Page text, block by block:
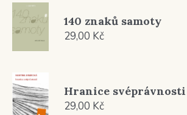
140 znaků samoty
29,00 Kč
Hranice svéprávnosti
29,00 Kč